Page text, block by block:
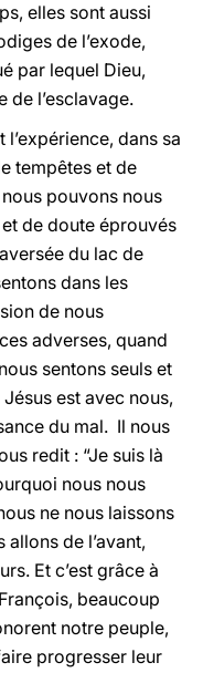
elles sont aussi
de l’exode,
par lequel Dieu,
de l’esclavage.
dans sa
tempêtes et de
pouvons nous
de doute éprouvés
du lac de
dans les
de nous
adverses, quand
sentons seuls et
est avec nous,
du mal. Il nous
redit : “Je suis là
nous nous
ne nous laissons
de l’avant,
Et c’est grâce à
beaucoup
notre peuple,
progresser leur